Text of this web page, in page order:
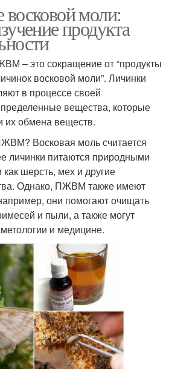
моли:
продукта
– это сокращение от “продукты
восковой моли”. Личинки
в процессе своей
вещества, которые
их обмена веществ.
Восковая моль считается
личинки питаются природными
шерсть, мех и другие
Однако, ПЖВМ также имеют
они помогают очищать
и пыли, а также могут
и медицине.